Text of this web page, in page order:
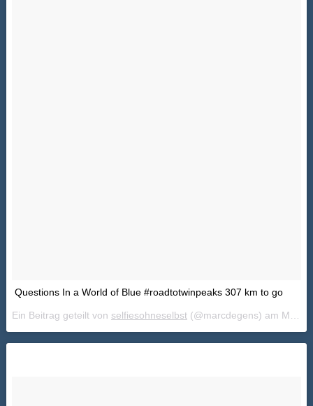
Questions In a World of Blue #roadtotwinpeaks 307 km to go
Ein Beitrag geteilt von selfiesohneselbst (@marcdegens) am Mai 19, 2018 um 6:14 PDT